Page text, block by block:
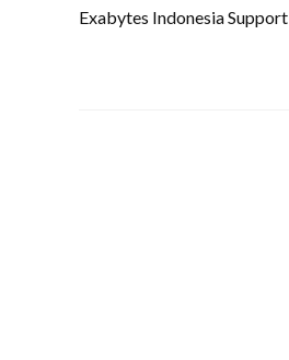
Exabytes Indonesia Support